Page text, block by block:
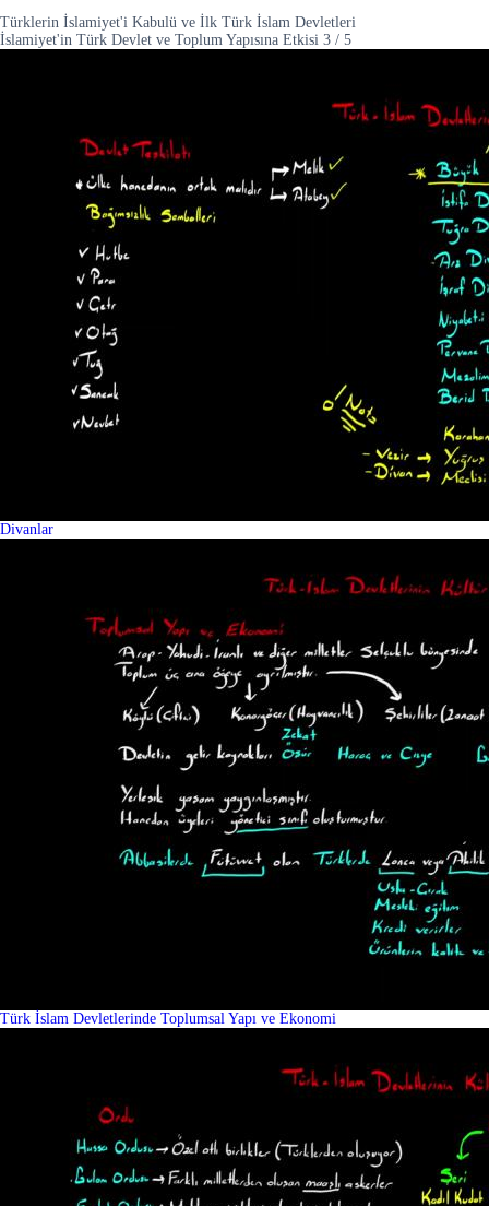
Türklerin İslamiyet'i Kabulü ve İlk Türk İslam Devletleri
İslamiyet'in Türk Devlet ve Toplum Yapısına Etkisi 3 / 5
Divanlar
Türk İslam Devletlerinde Toplumsal Yapı ve Ekonomi